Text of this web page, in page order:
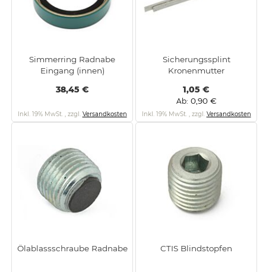
Simmerring Radnabe
Eingang (innen)
38,45 €
Inkl. 19% MwSt. , zzgl. Versandkosten
Sicherungssplint
Kronenmutter
1,05 €
Ab 0,90 €
Inkl. 19% MwSt. , zzgl. Versandkosten
Ölablassschraube Radnabe CTIS Blindstopfen